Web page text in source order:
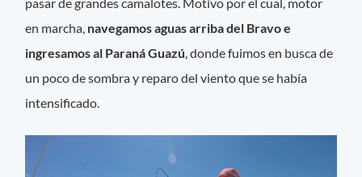
pasar de grandes camalotes. Motivo por el cual, motor
en marcha, navegamos aguas arriba del Bravo e
ingresamos al Paraná Guazú, donde fuimos en busca de
un poco de sombra y reparo del viento que se había
intensificado.